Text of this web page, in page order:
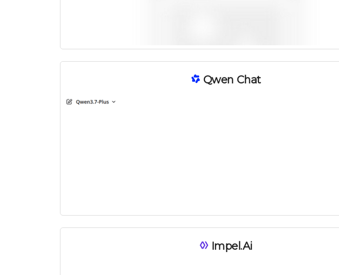
Qwen Chat
Impel.ai